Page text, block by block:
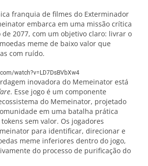
franquia de filmes do Exterminador
embarca em uma missão crítica
2077, com um objetivo claro: livrar o
meme de baixo valor que
com ruído.
watch?v=LD7DsBVbXw4
inovadora do Memeinator está
. Esse jogo é um componente
do Memeinator, projetado
em uma batalha prática
sem valor. Os jogadores
para identificar, direcionar e
meme inferiores dentro do jogo,
do processo de purificação do